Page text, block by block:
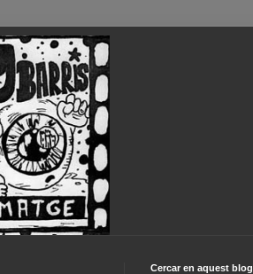
Cercar en aquest blog